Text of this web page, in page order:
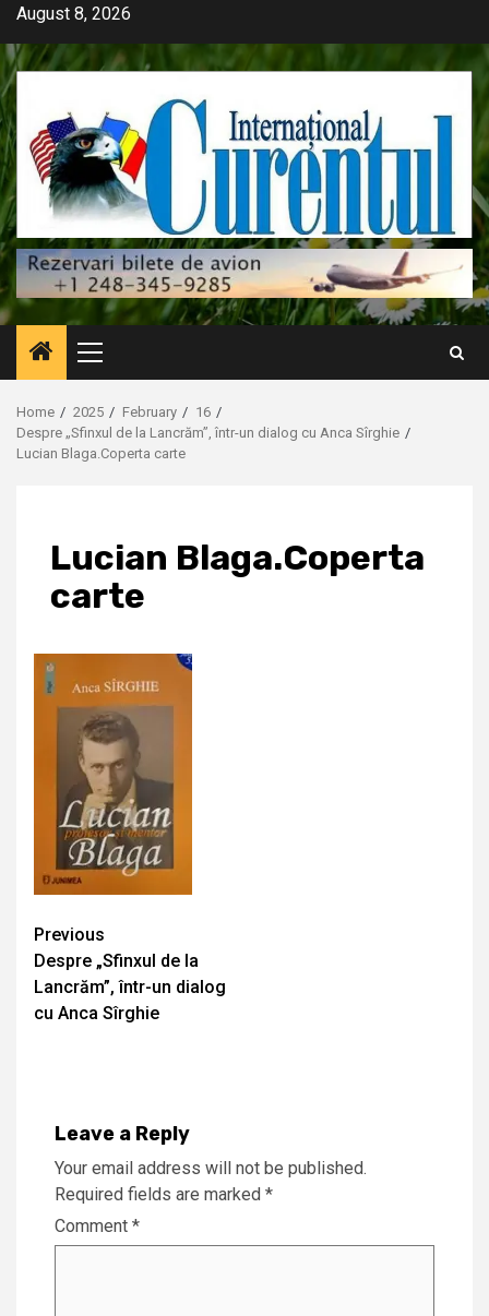
Skip
content
August 8, 2026
Primary
Menu
Home 2025 February
16
Despre „Sfinxul de la Lancrăm”, într-un dialog cu Anca Sîrghie
Lucian Blaga.Coperta carte
Lucian Blaga.Coperta
carte
Continue
Reading
Previous
Despre „Sfinxul de la
Lancrăm”, într-un dialog
cu Anca Sîrghie
Leave a Reply
Your email address will not be published.
Required fields are marked *
Comment *